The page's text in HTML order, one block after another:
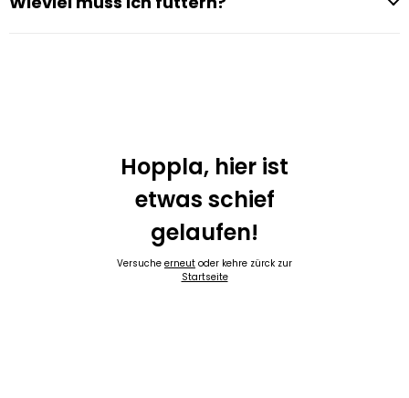
Hoppla, hier ist
etwas schief
gelaufen!
Versuche erneut oder kehre zürck zur
Startseite